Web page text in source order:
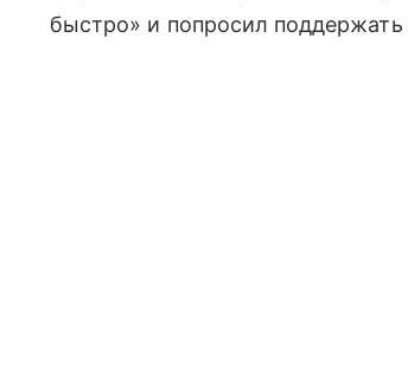
быстро» и попросил поддержать